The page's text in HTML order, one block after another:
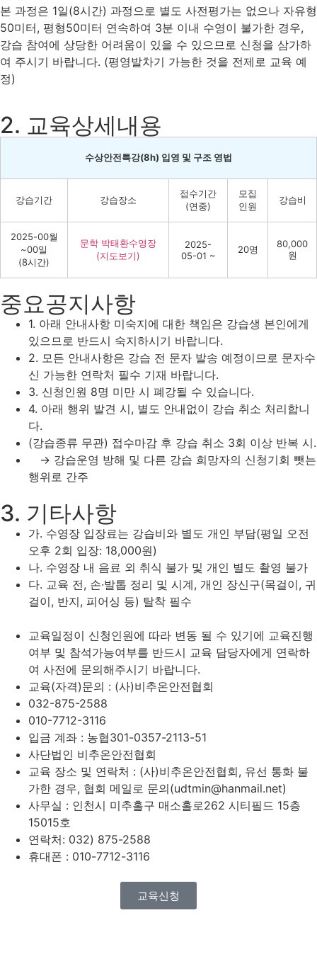
본 과정은 1일(8시간) 과정으로 별도 사전평가는 없으나 자유형
50미터, 평형50미터 연속하여 3분 이내 수영이 불가한 경우,
강습 참여에 상당한 어려움이 있을 수 있으므로 신청을 삼가하
여 주시기 바랍니다. (평영발차기 가능한 것을 전제로 교육 예
정)
2. 교육상세내용
수상안전특강(8h) 입영 및 구조 영법
강습기간 강습장소
접수기간
(연중)
모집
인원
강습비
2025-00월
~00일
(8시간)
문학 박태환수영장
(지도보기)
2025-
05-01 ~
20명
80,000
원
중요공지사항
1. 아래 안내사항 미숙지에 대한 책임은 강습생 본인에게
있으므로 반드시 숙지하시기 바랍니다.
2. 모든 안내사항은 강습 전 문자 발송 예정이므로 문자수
신 가능한 연락처 필수 기재 바랍니다.
3. 신청인원 8명 미만 시 폐강될 수 있습니다.
4. 아래 행위 발견 시, 별도 안내없이 강습 취소 처리합니
다.
(강습종류 무관) 접수마감 후 강습 취소 3회 이상 반복 시.
→ 강습운영 방해 및 다른 강습 희망자의 신청기회 뺏는
행위로 간주
3. 기타사항
가. 수영장 입장료는 강습비와 별도 개인 부담(평일 오전
오후 2회 입장: 18,000원)
나. 수영장 내 음료 외 취식 불가 및 개인 별도 촬영 불가
다. 교육 전, 손·발톱 정리 및 시계, 개인 장신구(목걸이, 귀
걸이, 반지, 피어싱 등) 탈착 필수
교육일정이 신청인원에 따라 변동 될 수 있기에 교육진행
여부 및 참석가능여부를 반드시 교육 담당자에게 연락하
여 사전에 문의해주시기 바랍니다.
교육(자격)문의 : (사)비추온안전협회
032-875-2588
010-7712-3116
입금 계좌 : 농협301-0357-2113-51
사단법인 비추온안전협회
교육 장소 및 연락처 : (사)비추온안전협회, 유선 통화 불
가한 경우, 협회 메일로 문의(udtmin@hanmail.net)
사무실 : 인천시 미추홀구 매소홀로262 시티필드 15층
15015호
연락처: 032) 875-2588
휴대폰 : 010-7712-3116​
교육신청